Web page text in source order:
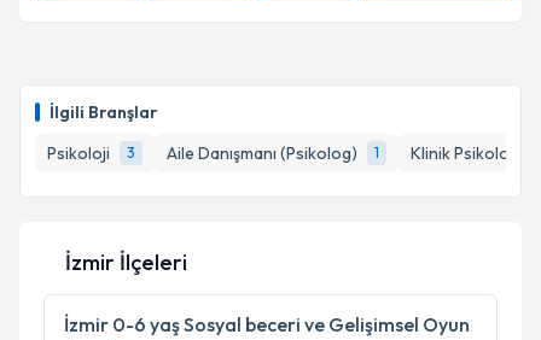
İlgili Branşlar
Psikoloji
3 Aile Danışmanı (Psikolog) 1 Klinik Psikolog
İzmir İlçeleri
İzmir 0-6 yaş Sosyal beceri ve Gelişimsel Oyun